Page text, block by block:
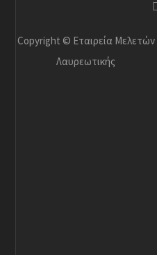
Copyright © Εταιρεία Μελετών
Λαυρεωτικής